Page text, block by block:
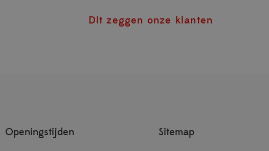
Dit zeggen onze klanten
Openingstijden Sitemap